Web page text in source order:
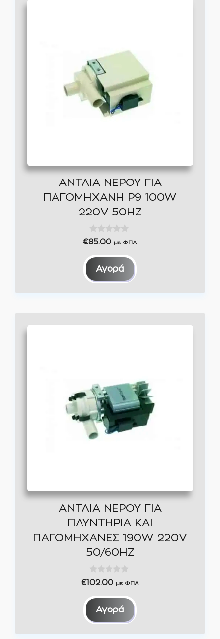
ΑΝΤΛΙΑ ΝΕΡΟΥ ΓΙΑ
ΠΑΓΟΜΗΧΑΝΗ Ρ9 100W
220V 50ΗΖ
0
o
u
t
5
€85.00 με ΦΠΑ
Αγορά
ΑΝΤΛΙΑ ΝΕΡΟΥ ΓΙΑ
ΠΛΥΝΤΗΡΙΑ ΚΑΙ
ΠΑΓΟΜΗΧΑΝΕΣ 190W 220V
50/60ΗΖ
0
o
u
t
5
€102.00 με ΦΠΑ
Αγορά